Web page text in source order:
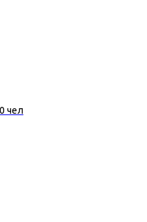
чел